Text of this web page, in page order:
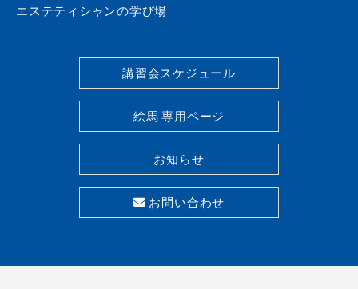
講習会スケジュール
絵馬 専用ページ
お知らせ
お問い合わせ
エステティシャンの学び場